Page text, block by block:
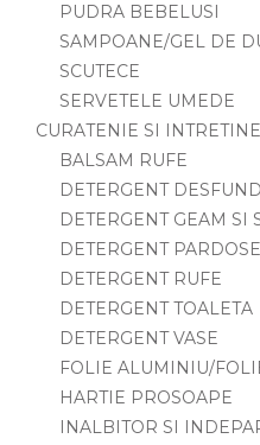
PUDRA BEBELUSI
SAMPOANE/GEL DE
SCUTECE
SERVETELE UMEDE
CURATENIE SI
BALSAM RUFE
DETERGENT
DETERGENT GEAM SI
DETERGENT
DETERGENT RUFE
DETERGENT TOALETA
DETERGENT VASE
FOLIE ALUMINIU/
HARTIE PROSOAPE
INALBITOR SI